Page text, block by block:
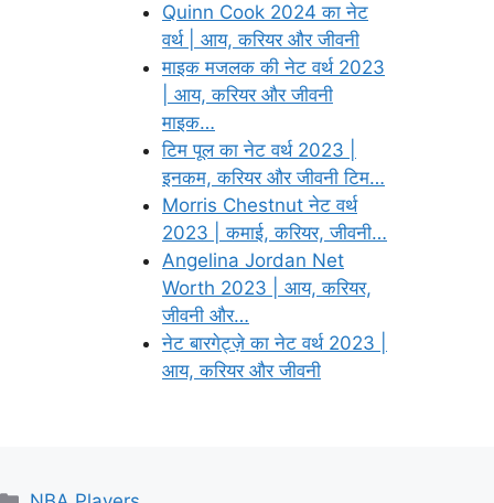
Quinn Cook 2024 का नेट
वर्थ | आय, करियर और जीवनी
माइक मजलक की नेट वर्थ 2023
| आय, करियर और जीवनी
माइक…
टिम पूल का नेट वर्थ 2023 |
इनकम, करियर और जीवनी टिम…
Morris Chestnut नेट वर्थ
2023 | कमाई, करियर, जीवनी…
Angelina Jordan Net
Worth 2023 | आय, करियर,
जीवनी और…
नेट बारगेट्ज़े का नेट वर्थ 2023 |
आय, करियर और जीवनी
Categories